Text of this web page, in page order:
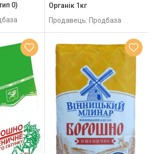
0)
Органік 1кг
Продавець: Продбаза